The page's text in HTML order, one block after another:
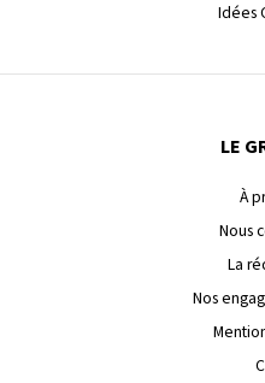
Idées
LE
À
Nous
La
Nos